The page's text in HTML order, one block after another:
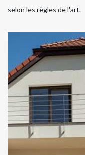
selon les règles de l'art.